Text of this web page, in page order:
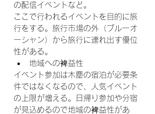
の配信イベントなど。
ここで行われるイベントを目的に旅
行をする。旅行市場の外（ブルーオ
ーシャン）から旅行に連れ出す優位
性がある。
地域への裨益性
イベント参加は木塵の宿泊が必要条
件ではなくなるので、人気イベント
の上限が増える。日帰り参加や分宿
が見込めるので地域の裨益性があ